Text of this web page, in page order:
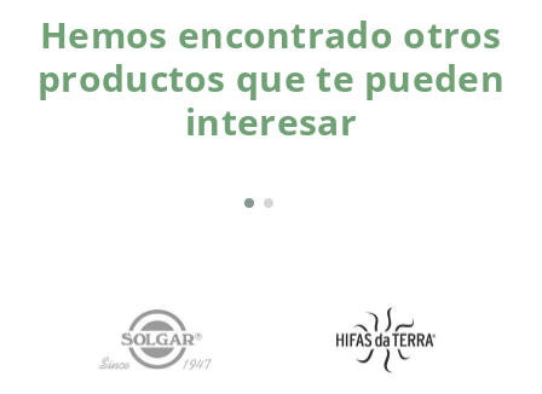
Hemos encontrado otros
productos que te pueden
interesar